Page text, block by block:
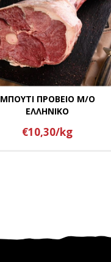
ΜΠΟΥΤΙ ΠΡΟΒΕΙΟ Μ/Ο
ΕΛΛΗΝΙΚΟ
€10,30/kg